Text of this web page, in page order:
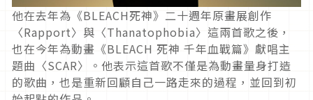
他在去年為《BLEACH死神》二十週年原畫展創作
〈Rapport〉與〈Thanatophobia〉這兩首歌之後，
也在今年為動畫《BLEACH 死神 千年血戰篇》獻唱主
題曲〈SCAR〉。他表示這首歌不僅是為動畫量身打造
的歌曲，也是重新回顧自己一路走來的過程，並回到初